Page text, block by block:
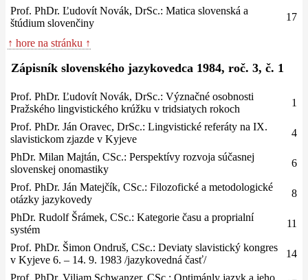
Prof. PhDr. Ľudovít Novák, DrSc.: Matica slovenská a
štúdium slovenčiny
17
↑ hore na stránku ↑
Zápisník slovenského jazykovedca 1984, roč. 3, č. 1
Prof. PhDr. Ľudovít Novák, DrSc.: Význačné osobnosti
Pražského lingvistického krúžku v tridsiatych rokoch
1
Prof. PhDr. Ján Oravec, DrSc.: Lingvistické referáty na IX.
slavistickom zjazde v Kyjeve
4
PhDr. Milan Majtán, CSc.: Perspektívy rozvoja súčasnej
slovenskej onomastiky
6
Prof. PhDr. Ján Matejčík, CSc.: Filozofické a metodologické
otázky jazykovedy
8
PhDr. Rudolf Šrámek, CSc.: Kategorie času a proprialní
systém
11
Prof. PhDr. Šimon Ondruš, CSc.: Deviaty slavistický kongres
v Kyjeve 6. – 14. 9. 1983 /jazykovedná časť/
14
Prof. PhDr. Viliam Schwanzer, CSc.: Optimánly jazyk a jeho